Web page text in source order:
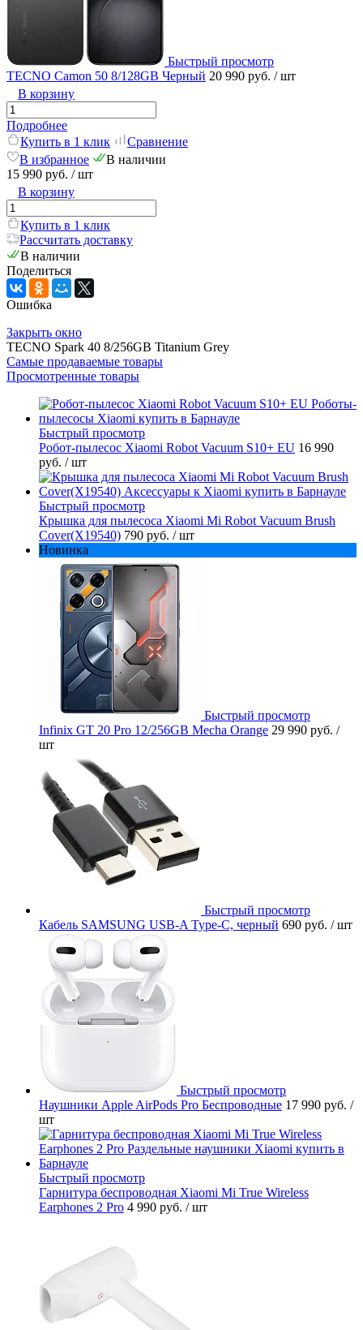
Быстрый просмотр
TECNO Camon 50 8/128GB Черный 20 990 руб. / шт
В корзину
Подробнее
Купить в 1 клик
Сравнение
В избранное
В наличии
15 990 руб. / шт
В корзину
Купить в 1 клик
Рассчитать доставку
В наличии
Поделиться
Ошибка
Закрыть окно
TECNO Spark 40 8/256GB Titanium Grey
Самые продаваемые товары
Просмотренные товары
Быстрый просмотр
Робот-пылесос Xiaomi Robot Vacuum S10+ EU 16 990
руб. / шт
Быстрый просмотр
Крышка для пылесоса Xiaomi Mi Robot Vacuum Brush
Cover(X19540) 790 руб. / шт
Новинка
Быстрый просмотр
Infinix GT 20 Pro 12/256GB Mecha Orange 29 990 руб. /
шт
Быстрый просмотр
Кабель SAMSUNG USB-A Type-C, черный 690 руб. / шт
Быстрый просмотр
Наушники Apple AirPods Pro Беспроводные 17 990 руб. /
шт
Быстрый просмотр
Гарнитура беспроводная Xiaomi Mi True Wireless
Earphones 2 Pro 4 990 руб. / шт